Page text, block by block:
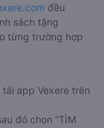
đều
sách tặng
từng trường hợp
app Vexere trên
đó chọn “TÌM